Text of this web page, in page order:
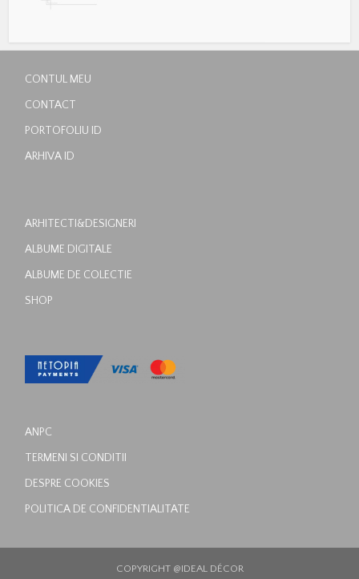
CONTUL MEU
CONTACT
PORTOFOLIU ID
ARHIVA ID
ARHITECTI&DESIGNERI
ALBUME DIGITALE
ALBUME DE COLECTIE
SHOP
ANPC
TERMENI SI CONDITII
DESPRE COOKIES
POLITICA DE CONFIDENTIALITATE
COPYRIGHT @IDEAL DÉCOR